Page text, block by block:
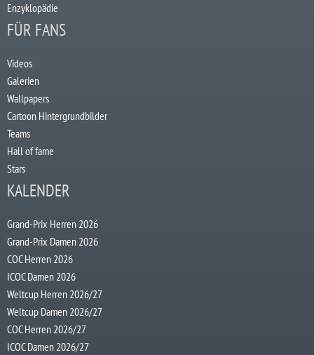
Enzyklopädie
FÜR FANS
Videos
Galerien
Wallpapers
Cartoon Hintergrundbilder
Teams
Hall of fame
Stars
KALENDER
Grand-Prix Herren 2026
Grand-Prix Damen 2026
COC Herren 2026
ICOC Damen 2026
Weltcup Herren 2026/27
Weltcup Damen 2026/27
COC Herren 2026/27
ICOC Damen 2026/27